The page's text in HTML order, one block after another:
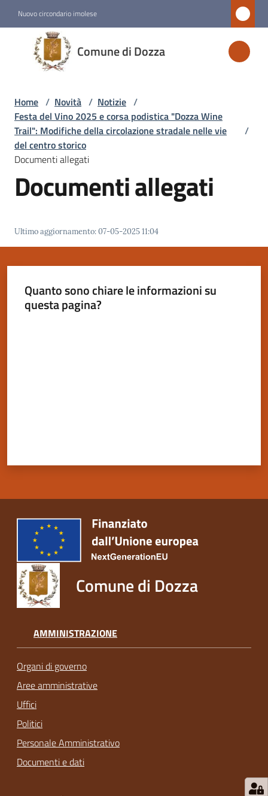
Nuovo circondario imolese
Comune di Dozza
Comune
di
Dozza
Amministrazione
Novità
Menu selezionato
Home / Novità / Notizie /
Festa del Vino 2025 e corsa podistica "Dozza Wine
Trail": Modifiche della circolazione stradale nelle vie
del centro storico
/
Documenti allegati
Documenti allegati
Ultimo aggiornamento:07-05-2025 11:04
Quanto sono chiare le informazioni su
questa pagina?
Comune di Dozza
AMMINISTRAZIONE
Organi di governo
Aree amministrative
Uffici
Politici
Personale Amministrativo
Documenti e dati